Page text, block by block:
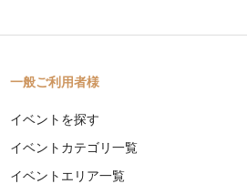
一般ご利用者様
イベントを探す
イベントカテゴリ一覧
イベントエリア一覧